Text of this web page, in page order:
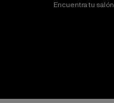
Encuentra tu salón